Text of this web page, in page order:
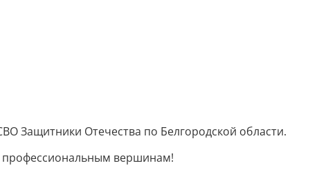
Защитники Отечества по Белгородской области.
профессиональным вершинам!